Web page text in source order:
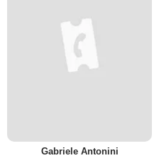
Gabriele Antonini